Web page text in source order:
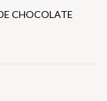
CHOCOLATE